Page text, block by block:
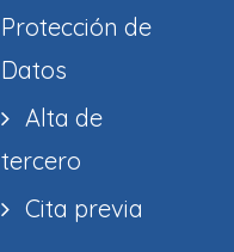
Protección de
Datos
Alta de
tercero
Cita previa